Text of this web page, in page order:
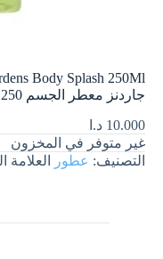
جاردنز معطر الجسم 250 مل
10.000 د.ا
غير متوفر في المخزون
التصنيف: عطور العلامة